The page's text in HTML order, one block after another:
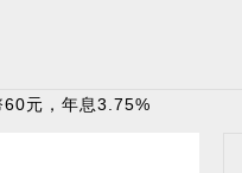
元，年息3.75%